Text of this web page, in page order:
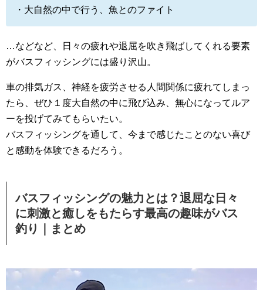
・大自然の中で行う、魚とのファイト
…などなど、日々の疲れや退屈を吹き飛ばしてくれる要素
がバスフィッシングには盛り沢山。
車の排気ガス、神経を疲労させる人間関係に疲れてしまっ
たら、ぜひ１度大自然の中に飛び込み、無心になってルア
ーを投げてみてもらいたい。
バスフィッシングを通して、今まで感じたことのない喜び
と感動を体験できるだろう。
バスフィッシングの魅力とは？退屈な日々
に刺激と癒しをもたらす最高の趣味がバス
釣り｜まとめ